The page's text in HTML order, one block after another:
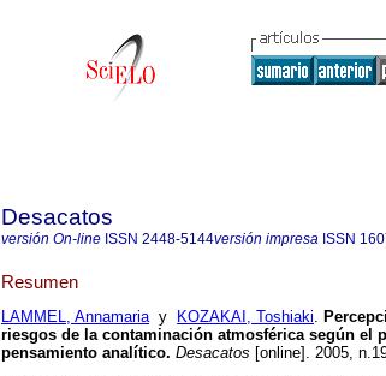
Desacatos
versión On-line ISSN 2448-5144versión impresa ISSN
Resumen
LAMMEL, Annamariay KOZAKAI, Toshiaki.
riesgos de la contaminación atmosférica según el
pensamiento analítico. Desacatos [online]. 2005,